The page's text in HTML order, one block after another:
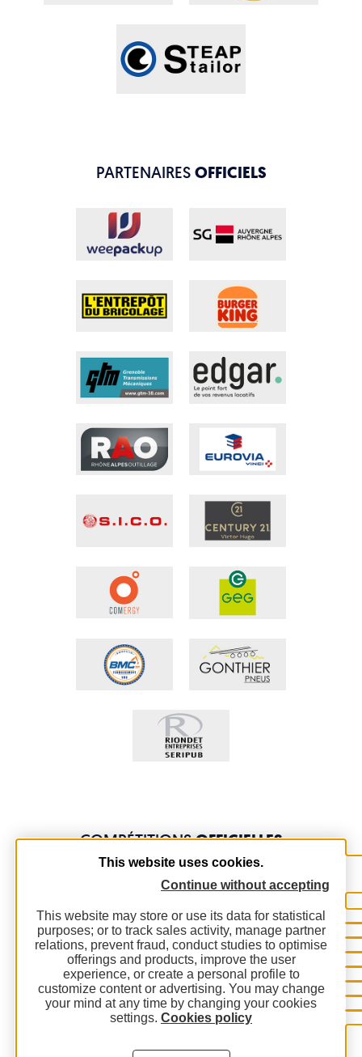
PARTENAIRESOFFICIELS
COMPÉTITIONSOFFICIELLES
This website uses cookies.
Continue without accepting
This website may store or use its data for statistical
purposes; or to track sales activity, manage partner
relations, prevent fraud, conduct studies to optimise
offerings and products, improve the user
experience, or create a personal profile to
customize content or advertising. You may change
your mind at any time by changing your cookies
settings. Cookies policy